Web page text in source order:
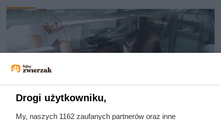
Drogi użytkowniku,
My, naszych 1162 zaufanych partnerów oraz inne